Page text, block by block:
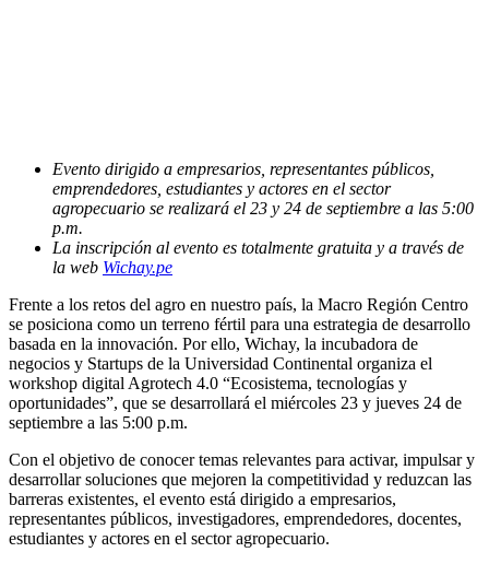
Evento dirigido a empresarios, representantes públicos,
emprendedores, estudiantes y actores en el sector
agropecuario se realizará el 23 y 24 de septiembre a las 5:00
p.m.
La inscripción al evento es totalmente gratuita y a través de
la web Wichay.pe
Frente a los retos del agro en nuestro país, la Macro Región Centro
se posiciona como un terreno fértil para una estrategia de desarrollo
basada en la innovación. Por ello, Wichay, la incubadora de
negocios y Startups de la Universidad Continental organiza el
workshop digital Agrotech 4.0 “Ecosistema, tecnologías y
oportunidades”, que se desarrollará el miércoles 23 y jueves 24 de
septiembre a las 5:00 p.m.
Con el objetivo de conocer temas relevantes para activar, impulsar y
desarrollar soluciones que mejoren la competitividad y reduzcan las
barreras existentes, el evento está dirigido a empresarios,
representantes públicos, investigadores, emprendedores, docentes,
estudiantes y actores en el sector agropecuario.